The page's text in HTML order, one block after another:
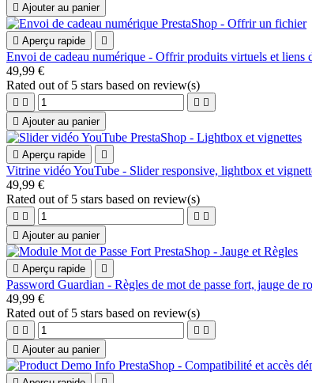
 Ajouter au panier
 Aperçu rapide 
Envoi de cadeau numérique - Offrir produits virtuels et liens
49,99 €
Rated out of 5 stars based on review(s)
   
 Ajouter au panier
 Aperçu rapide 
Vitrine vidéo YouTube - Slider responsive, lightbox et
49,99 €
Rated out of 5 stars based on review(s)
   
 Ajouter au panier
 Aperçu rapide 
Password Guardian - Règles de mot de passe fort, jauge de
49,99 €
Rated out of 5 stars based on review(s)
   
 Ajouter au panier